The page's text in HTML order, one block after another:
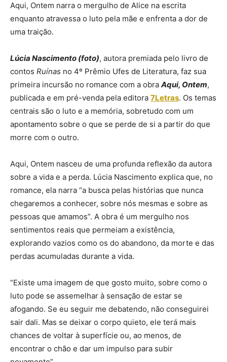
Aqui, Ontem narra o mergulho de Alice na escrita
enquanto atravessa o luto pela mãe e enfrenta a dor de
uma traição.
Lúcia Nascimento (foto), autora premiada pelo livro de
contos Ruínas no 4º Prêmio Ufes de Literatura, faz sua
primeira incursão no romance com a obra Aqui, Ontem,
publicada e em pré-venda pela editora 7Letras. Os temas
centrais são o luto e a memória, sobretudo com um
apontamento sobre o que se perde de si a partir do que
morre com o outro.
Aqui, Ontem nasceu de uma profunda reflexão da autora
sobre a vida e a perda. Lúcia Nascimento explica que, no
romance, ela narra “a busca pelas histórias que nunca
chegaremos a conhecer, sobre nós mesmas e sobre as
pessoas que amamos”. A obra é um mergulho nos
sentimentos reais que permeiam a existência,
explorando vazios como os do abandono, da morte e das
perdas acumuladas durante a vida.
“Existe uma imagem de que gosto muito, sobre como o
luto pode se assemelhar à sensação de estar se
afogando. Se eu seguir me debatendo, não conseguirei
sair dali. Mas se deixar o corpo quieto, ele terá mais
chances de voltar à superfície ou, ao menos, de
encontrar o chão e dar um impulso para subir